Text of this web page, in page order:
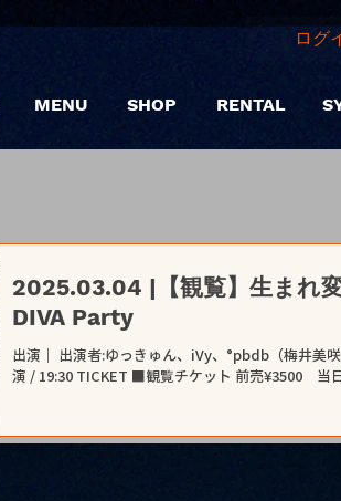
MENU SHOP
ログ
RENTAL
2025.03.04 |【観覧】生まれ
DIVA Party
出演｜ 出演者:ゆっきゅん、iVy、°pbdb（梅井美
演 / 19:30 TICKET ■観覧チケット 前売¥3500 当